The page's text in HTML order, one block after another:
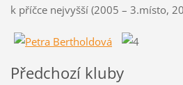
k příčce nejvyšší (2005 – 3.místo,
Předchozí kluby